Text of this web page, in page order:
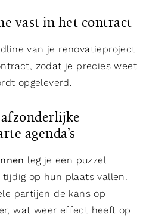
vast in het contract
van je renovatieproject
zodat je precies weet
opgeleverd.
agenda’s
leg je een puzzel
op hun plaats vallen.
partijen de kans op
wat weer effect heeft op